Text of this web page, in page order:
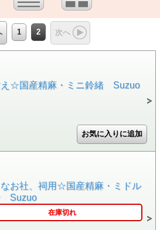
1 2 次へ
え☆国産精麻・ミニ鈴緒 Suzuo
お社、祠用☆国産精麻・ミドル
Suzuo
在庫切れ